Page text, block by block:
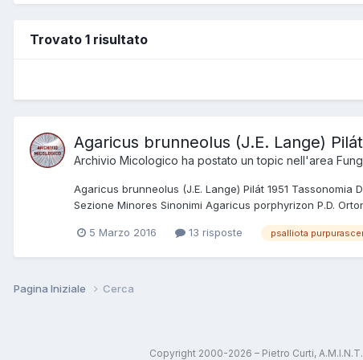
Trovato 1 risultato
Agaricus brunneolus (J.E. Lange) Pilát
Archivio Micologico ha postato un topic nell'area
Agaricus brunneolus (J.E. Lange) Pilát 1951
Sezione Minores Sinonimi Agaricus porphyrizon P.D.
5 Marzo 2016 13 risposte psalliota
Pagina Iniziale Cerca
Copyright 2000-2026 – Pietro Curti,